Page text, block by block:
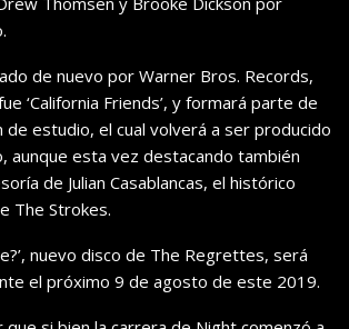
de nuevo por Warner Bros. Records,
‘California Friends’, y formará parte de
de estudio, el cual volverá a ser producido
aunque esta vez destacando también
de Julian Casablancas, el histórico
The Strokes.
nuevo disco de The Regrettes, será
el próximo 9 de agosto de este 2019.